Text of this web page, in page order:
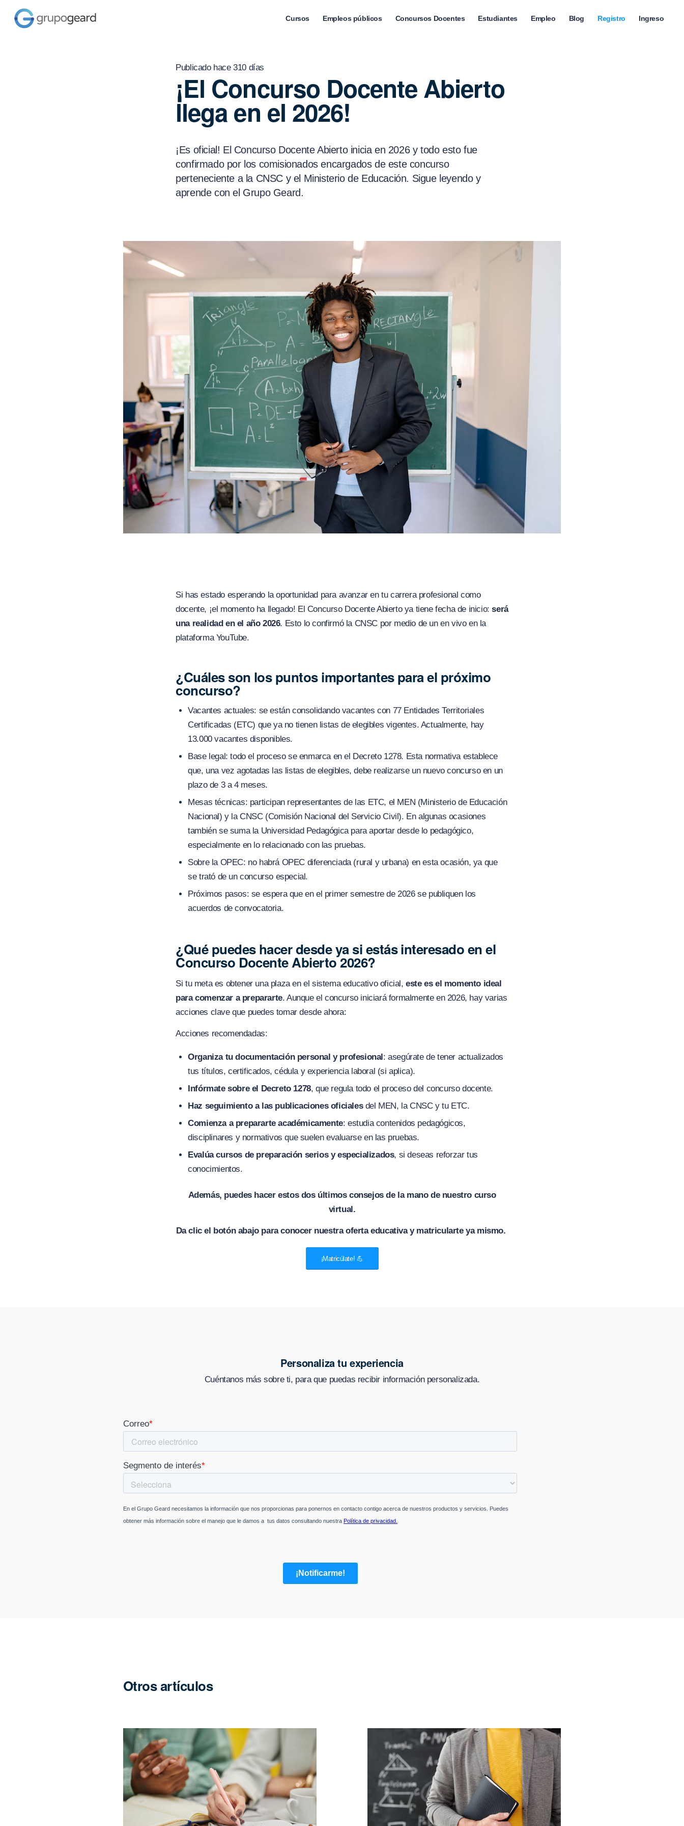
Cursos Empleos públicos Concursos Docentes Estudiantes Empleo Blog Registro Ingreso
Publicado hace 310 días
¡El Concurso Docente Abierto
llega en el 2026!
¡Es oficial! El Concurso Docente Abierto inicia en 2026 y todo esto fue
confirmado por los comisionados encargados de este concurso
perteneciente a la CNSC y el Ministerio de Educación. Sigue leyendo y
aprende con el Grupo Geard.
Si has estado esperando la oportunidad para avanzar en tu carrera profesional como
docente, ¡el momento ha llegado! El Concurso Docente Abierto ya tiene fecha de inicio:será
una realidad en el año 2026. Esto lo confirmó la CNSC por medio de un en vivo en la
plataforma YouTube.
¿Cuáles son los puntos importantes para el próximo
concurso?
Vacantes actuales: se están consolidando vacantes con 77 Entidades Territoriales
Certificadas (ETC) que ya no tienen listas de elegibles vigentes. Actualmente, hay
13.000 vacantes disponibles.
Base legal: todo el proceso se enmarca en el Decreto 1278. Esta normativa establece
que, una vez agotadas las listas de elegibles, debe realizarse un nuevo concurso en un
plazo de 3 a 4 meses.
Mesas técnicas: participan representantes de las ETC, el MEN (Ministerio de Educación
Nacional) y la CNSC (Comisión Nacional del Servicio Civil). En algunas ocasiones
también se suma la Universidad Pedagógica para aportar desde lo pedagógico,
especialmente en lo relacionado con las pruebas.
Sobre la OPEC: no habrá OPEC diferenciada (rural y urbana) en esta ocasión, ya que
se trató de un concurso especial.
Próximos pasos: se espera que en el primer semestre de 2026 se publiquen los
acuerdos de convocatoria.
¿Qué puedes hacer desde ya si estás interesado en el
Concurso Docente Abierto 2026?
Si tu meta es obtener una plaza en el sistema educativo oficial,este es el momento ideal
para comenzar a prepararte. Aunque el concurso iniciará formalmente en 2026, hay varias
acciones clave que puedes tomar desde ahora:
Acciones recomendadas:
Organiza tu documentación personal y profesional: asegúrate de tener actualizados
tus títulos, certificados, cédula y experiencia laboral (si aplica).
Infórmate sobre el Decreto 1278, que regula todo el proceso del concurso docente.
Haz seguimiento a las publicaciones oficialesdel MEN, la CNSC y tu ETC.
Comienza a prepararte académicamente: estudia contenidos pedagógicos,
disciplinares y normativos que suelen evaluarse en las pruebas.
Evalúa cursos de preparación serios y especializados, si deseas reforzar tus
conocimientos.
Además, puedes hacer estos dos últimos consejos de la mano de nuestro curso
virtual.
Da clic el botón abajo para conocer nuestra oferta educativa y matricularte ya mismo.
¡Matricúlate! 💪
Personaliza tu experiencia
Cuéntanos más sobre ti, para que puedas recibir información personalizada.
Otros artículos